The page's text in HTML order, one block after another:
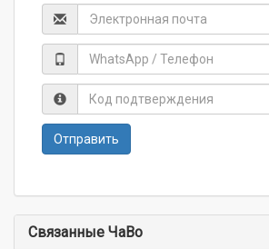
Связанные ЧаВо